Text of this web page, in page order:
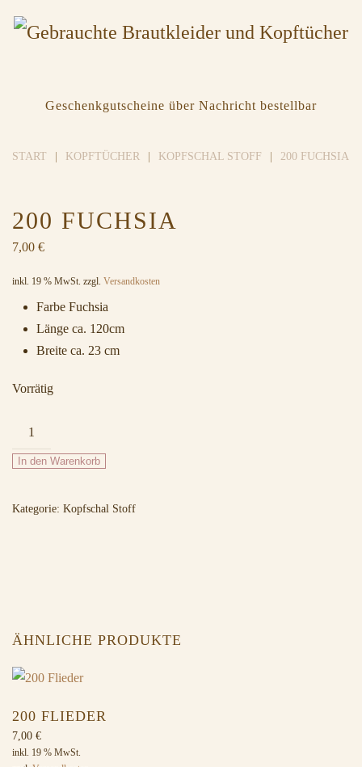
Geschenkgutscheine über Nachricht bestellbar
START KOPFTÜCHER KOPFSCHAL STOFF 200 FUCHSIA
200 FUCHSIA
7,00 €
inkl. 19 % MwSt. zzgl. Versandkosten
Farbe Fuchsia
Länge ca. 120cm
Breite ca. 23 cm
Vorrätig
200
Fuchsia
Menge
In den Warenkorb
Kategorie: Kopfschal Stoff
ÄHNLICHE PRODUKTE
200 FLIEDER
7,00 €
inkl. 19 % MwSt.